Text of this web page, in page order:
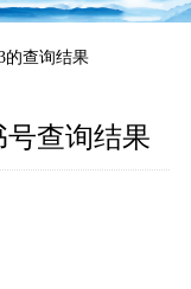
的查询结果
查询结果